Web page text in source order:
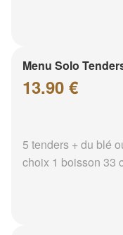
Menu Solo
13.90 €
5 tenders + du blé
choix 1 boisson 33